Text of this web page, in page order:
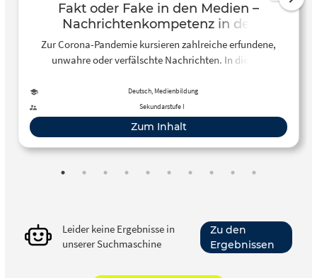
Fakt oder Fake in den Medien –
Nachrichtenkompetenz in der
Coronakrise
Zur Corona-Pandemie kursieren zahlreiche erfundene,
unwahre oder verfälschte Nachrichten. In diesem
Schüler ab Klassenstufe 8 mit dem Informationsgehalt und
der Aussagekraft unterschiedlicher Medien.
Deutsch, Medienbildung
Sekundarstufe I
Zum Inhalt
Leider keine Ergebnisse in
unserer Suchmaschine
Zu den
Ergebnissen